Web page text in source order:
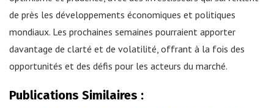
de près les développements économiques et politiques
mondiaux. Les prochaines semaines pourraient apporter
davantage de clarté et de volatilité, offrant à la fois des
opportunités et des défis pour les acteurs du marché.
Publications Similaires :